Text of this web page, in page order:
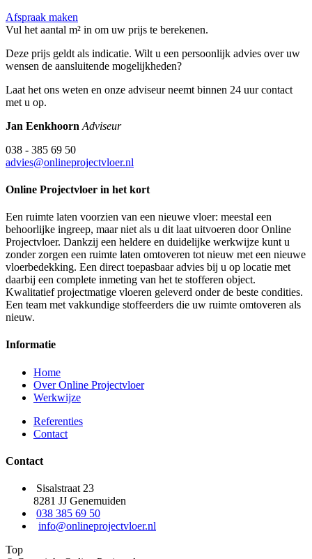
Afspraak maken
Vul het aantal m² in om uw prijs te berekenen.
Deze prijs geldt als indicatie. Wilt u een persoonlijk advies over uw
wensen de aansluitende mogelijkheden?
Laat het ons weten en onze adviseur neemt binnen 24 uur contact
met u op.
Jan Eenkhoorn Adviseur
038 - 385 69 50
advies@onlineprojectvloer.nl
Online Projectvloer in het kort
Een ruimte laten voorzien van een nieuwe vloer: meestal een
behoorlijke ingreep, maar niet als u dit laat uitvoeren door Online
Projectvloer. Dankzij een heldere en duidelijke werkwijze kunt u
zonder zorgen een ruimte laten omtoveren tot nieuw met een nieuwe
vloerbedekking. Een direct toepasbaar advies bij u op locatie met
daarbij een complete inmeting van het te stofferen object.
Kwalitatief projectmatige vloeren geleverd onder de beste condities.
Een team met vakkundige stoffeerders die uw ruimte omtoveren als
nieuw.
Informatie
Home
Over Online Projectvloer
Werkwijze
Referenties
Contact
Contact
Sisalstraat 23
8281 JJ Genemuiden
038 385 69 50
info@onlineprojectvloer.nl
Top